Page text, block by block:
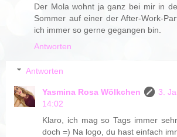
Der Mola wohnt ja ganz bei mir in
Sommer auf einer der After-Work-
ich immer so gerne gegangen bin.
Antworten
Antworten
Yasmina Rosa Wölkchen
3.
14:02
Klaro, ich mag so Tags immer
doch =) Na logo, du hast einfach